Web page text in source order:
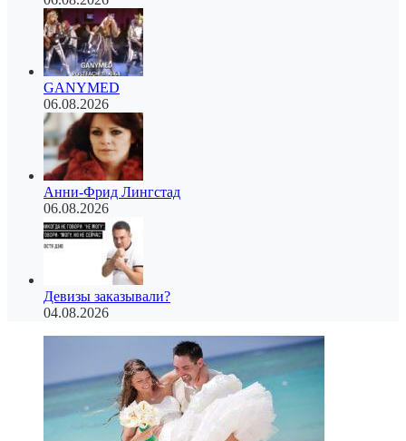
GANYMED
06.08.2026
Анни-Фрид Лингстад
06.08.2026
Девизы заказывали?
04.08.2026